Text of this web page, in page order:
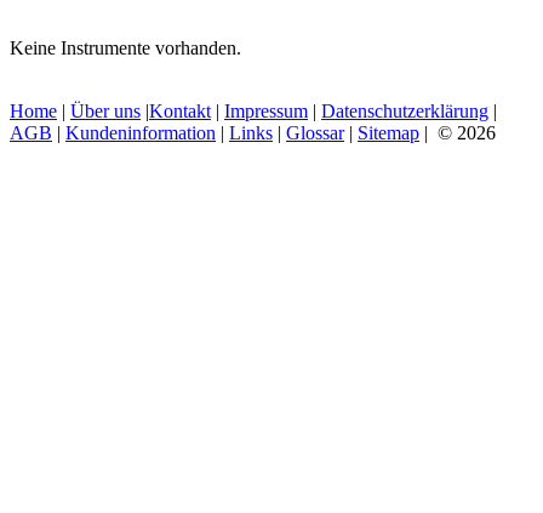
Keine Instrumente vorhanden.
Home | Über uns |Kontakt | Impressum | Datenschutzerklärung |
AGB | Kundeninformation | Links | Glossar| Sitemap | © 2026